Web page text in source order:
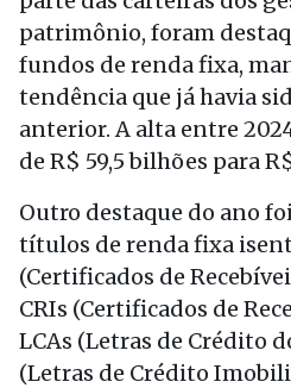
patrimônio, foram
fundos de renda fixa,
tendência que já havia
anterior. A alta entre
de R$ 59,5 bilhões para
Outro destaque do ano
títulos de renda fixa
(Certificados de
CRIs (Certificados de
LCAs (Letras de Crédito
(Letras de Crédito